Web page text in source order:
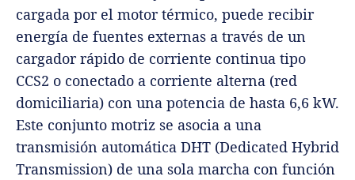
cargada por el motor térmico, puede recibir
energía de fuentes externas a través de un
cargador rápido de corriente continua tipo
CCS2 o conectado a corriente alterna (red
domiciliaria) con una potencia de hasta 6,6 kW.
Este conjunto motriz se asocia a una
transmisión automática DHT (Dedicated Hybrid
Transmission) de una sola marcha con función